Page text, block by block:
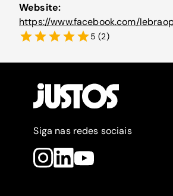
Website:
https://www.facebook.com/
5 (2)
Siga nas redes sociais